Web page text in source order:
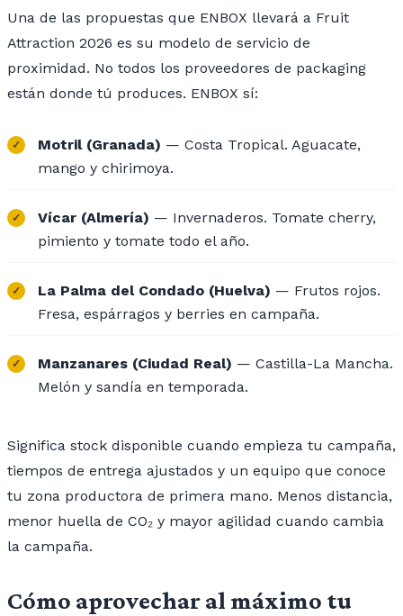
Una de las propuestas que ENBOX llevará a Fruit
Attraction 2026 es su modelo de servicio de
proximidad. No todos los proveedores de packaging
están donde tú produces. ENBOX sí:
Motril (Granada) — Costa Tropical. Aguacate,
mango y chirimoya.
Vícar (Almería) — Invernaderos. Tomate cherry,
pimiento y tomate todo el año.
La Palma del Condado (Huelva) — Frutos rojos.
Fresa, espárragos y berries en campaña.
Manzanares (Ciudad Real) — Castilla-La Mancha.
Melón y sandía en temporada.
Significa stock disponible cuando empieza tu campaña,
tiempos de entrega ajustados y un equipo que conoce
tu zona productora de primera mano. Menos distancia,
menor huella de CO₂ y mayor agilidad cuando cambia
la campaña.
Cómo aprovechar al máximo tu